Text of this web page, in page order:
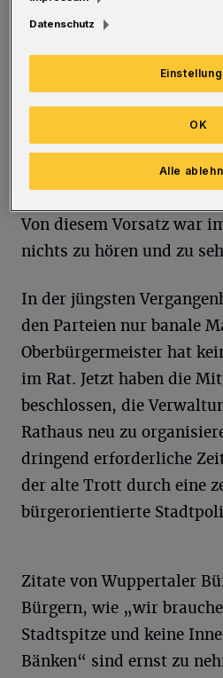
erwählt. Viele
Wahlen aus
oder Desinteresse nicht
gewählten
haben eine bessere
Von diesem Vorsatz war
nichts zu hören und zu
In der jüngsten
den Parteien nur banale
Oberbürgermeister hat
im Rat. Jetzt haben die
beschlossen, die
Rathaus neu zu
dringend erforderliche
der alte Trott durch eine
bürgerorientierte
Zitate von Wuppertaler
Bürgern, wie „wir
Stadtspitze und keine
Bänken“ sind ernst zu
Datenschutz
Alle
OK